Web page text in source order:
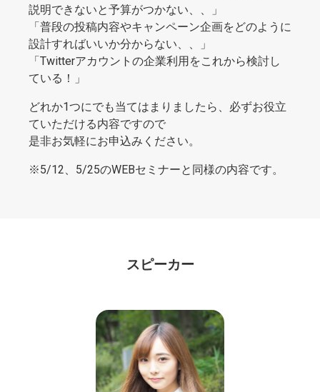
説明できないと予算がつかない、、」
「普段の投稿内容やキャンペーン企画をどのように
設計すればいいか分からない、、」
「Twitterアカウントの企業利用をこれから検討し
ている！」
どれか1つにでも当てはまりましたら、必ずお役立
ていただける内容ですので
是非お気軽にお申込みください。
※5/12、5/25のWEBセミナーと同様の内容です。
スピーカー